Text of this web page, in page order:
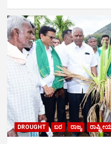
DROUGHT ಬರ ರಾಜ್ಯ